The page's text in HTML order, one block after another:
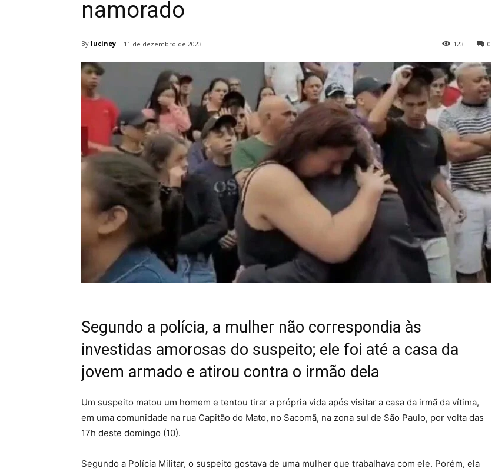
namorado
By luciney 11 de dezembro de 2023 0
123
Segundo a polícia, a mulher não correspondia às
investidas amorosas do suspeito; ele foi até a casa da
jovem armado e atirou contra o irmão dela
Um suspeito matou um homem e tentou tirar a própria vida após visitar a casa da irmã da vítima,
em uma comunidade na rua Capitão do Mato, no Sacomã, na zona sul de São Paulo, por volta das
17h deste domingo (10).
Segundo a Polícia Militar, o suspeito gostava de uma mulher que trabalhava com ele. Porém, ela